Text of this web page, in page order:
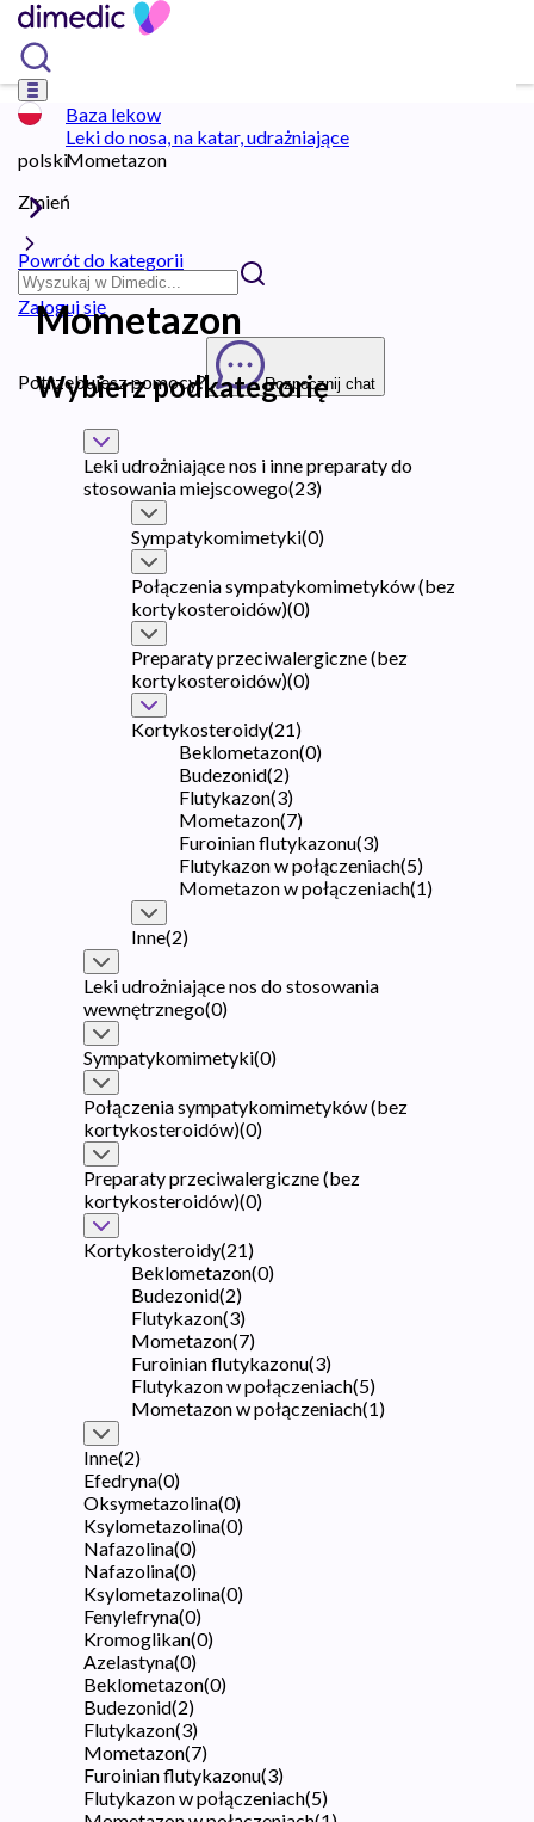
polski
Zmień
Zaloguj się
Potrzebujesz pomocy? Rozpocznij chat
Baza lekow
Leki do nosa, na katar, udrażniające
Mometazon
Powrót do kategorii
Mometazon
Wybierz podkategorię
Leki udrożniające nos i inne preparaty do
stosowania miejscowego(23)
Sympatykomimetyki(0)
Połączenia sympatykomimetyków (bez
kortykosteroidów)(0)
Preparaty przeciwalergiczne (bez
kortykosteroidów)(0)
Kortykosteroidy(21)
Beklometazon(0)
Budezonid(2)
Flutykazon(3)
Mometazon(7)
Furoinian flutykazonu(3)
Flutykazon w połączeniach(5)
Mometazon w połączeniach(1)
Inne(2)
Leki udrożniające nos do stosowania
wewnętrznego(0)
Sympatykomimetyki(0)
Połączenia sympatykomimetyków (bez
kortykosteroidów)(0)
Preparaty przeciwalergiczne (bez
kortykosteroidów)(0)
Kortykosteroidy(21)
Beklometazon(0)
Budezonid(2)
Flutykazon(3)
Mometazon(7)
Furoinian flutykazonu(3)
Flutykazon w połączeniach(5)
Mometazon w połączeniach(1)
Inne(2)
Efedryna(0)
Oksymetazolina(0)
Ksylometazolina(0)
Nafazolina(0)
Nafazolina(0)
Ksylometazolina(0)
Fenylefryna(0)
Kromoglikan(0)
Azelastyna(0)
Beklometazon(0)
Budezonid(2)
Flutykazon(3)
Mometazon(7)
Furoinian flutykazonu(3)
Flutykazon w połączeniach(5)